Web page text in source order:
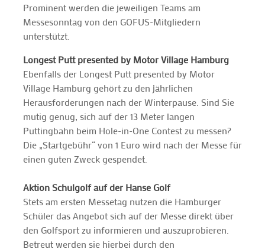
Prominent werden die jeweiligen Teams am
Messesonntag von den GOFUS-Mitgliedern
unterstützt.
Longest Putt presented by Motor Village Hamburg
Ebenfalls der Longest Putt presented by Motor
Village Hamburg gehört zu den jährlichen
Herausforderungen nach der Winterpause. Sind Sie
mutig genug, sich auf der 13 Meter langen
Puttingbahn beim Hole-in-One Contest zu messen?
Die „Startgebühr“ von 1 Euro wird nach der Messe für
einen guten Zweck gespendet.
Aktion Schulgolf auf der Hanse Golf
Stets am ersten Messetag nutzen die Hamburger
Schüler das Angebot sich auf der Messe direkt über
den Golfsport zu informieren und auszuprobieren.
Betreut werden sie hierbei durch den